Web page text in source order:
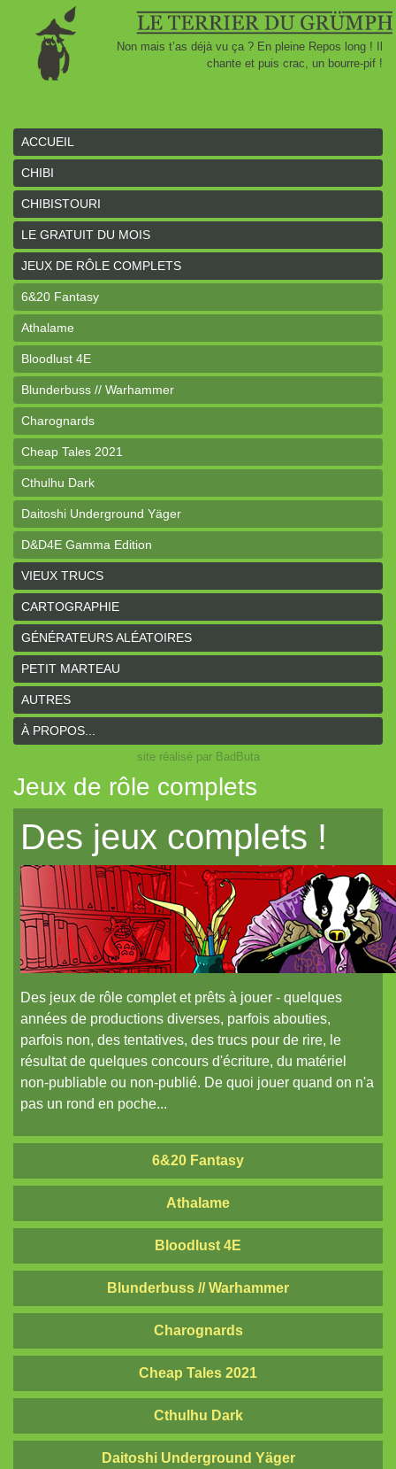
Non mais t’as déjà vu ça ? En pleine Repos long ! Il
chante et puis crac, un bourre-pif !
ACCUEIL
CHIBI
CHIBISTOURI
LE GRATUIT DU MOIS
JEUX DE RÔLE COMPLETS
6&20 Fantasy
Athalame
Bloodlust 4E
Blunderbuss // Warhammer
Charognards
Cheap Tales 2021
Cthulhu Dark
Daitoshi Underground Yäger
D&D4E Gamma Edition
dK de poche
Donjon de poche
Draconis
Le GRIT
Guerriers, Voleurs & Magiciens
Hunters of the Unknown
Le Pas du Cavalier
Mahamoth
Metal
Metal-Vampire
MiniSix
Princes & Vagabonds
Silver Pumpkin
Sventovia
Tauntaun & Tie-fighter
Vortex
VIEUX TRUCS
CARTOGRAPHIE
GÉNÉRATEURS ALÉATOIRES
PETIT MARTEAU
AUTRES
À PROPOS...
site réalisé par BadButa
Jeux de rôle complets
Des jeux complets !
Des jeux de rôle complet et prêts à jouer - quelques
années de productions diverses, parfois abouties,
parfois non, des tentatives, des trucs pour de rire, le
résultat de quelques concours d'écriture, du matériel
non-publiable ou non-publié. De quoi jouer quand on n'a
pas un rond en poche...
6&20 Fantasy
Athalame
Bloodlust 4E
Blunderbuss // Warhammer
Charognards
Cheap Tales 2021
Cthulhu Dark
Daitoshi Underground Yäger